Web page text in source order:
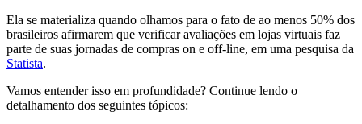
Ela se materializa quando olhamos para o fato de ao menos 50% dos
brasileiros afirmarem que verificar avaliações em lojas virtuais faz
parte de suas jornadas de compras on e off-line, em uma pesquisa da
Statista.
Vamos entender isso em profundidade? Continue lendo o
detalhamento dos seguintes tópicos: